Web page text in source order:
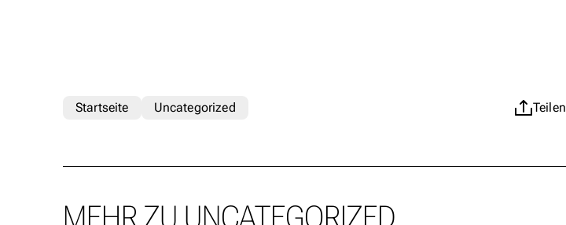
Teilen
Startseite Uncategorized